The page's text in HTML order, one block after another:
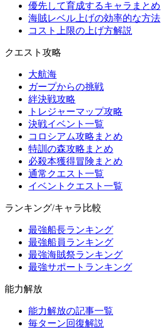
優先して育成するキャラまとめ
海賊レベル上げの効率的な方法
コスト上限の上げ方解説
クエスト攻略
大航海
ガープからの挑戦
絆決戦攻略
トレジャーマップ攻略
決戦イベント一覧
コロシアム攻略まとめ
特訓の森攻略まとめ
必殺本獲得冒険まとめ
通常クエスト一覧
イベントクエスト一覧
ランキング/キャラ比較
最強船長ランキング
最強船員ランキング
最強海賊祭ランキング
最強サポートランキング
能力解放
能力解放の記事一覧
毎ターン回復解説